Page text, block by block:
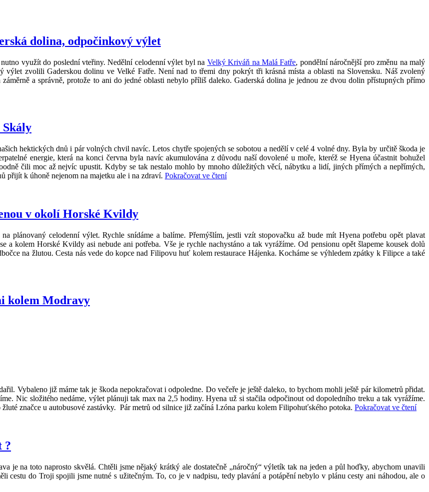
dolina, odpočinkový výlet
využít do poslední vteřiny. Nedělní celodenní výlet byl na Velký Kriváň na Malá Fatře, pondělní náročnější pro změnu na malý
výlet zvolili Gaderskou dolinu ve Velké Fatře. Není nad to třemi dny pokrýt tři krásná místa a oblasti na Slovensku. Náš zvolený
a správně, protože to ani do jedné oblasti nebylo příliš daleko. Gaderská dolina je jednou ze dvou dolin přístupných přímo
hektických dnů i pár volných chvil navíc. Letos chytře spojených se sobotou a nedělí v celé 4 volné dny. Byla by určitě škoda je
energie, která na konci června byla navíc akumulována z důvodu naší dovolené u moře, kteréž se Hyena účastnit bohužel
čili moc až nejvíc upustit. Kdyby se tak nestalo mohlo by mnoho důležitých věcí, nábytku a lidí, jiných přímých a nepřímých,
přijít k úhoně nejenom na majetku ale i na zdraví. Pokračovat ve čtení„S
Skály“
v okolí Horské Kvildy
plánovaný celodenní výlet. Rychle snídáme a balíme. Přemýšlím, jestli vzít stopovačku až bude mít Hyena potřebu opět plavat
a kolem Horské Kvildy asi nebude ani potřeba. Vše je rychle nachystáno a tak vyrážíme. Od pensionu opět šlapeme kousek dolů
na žlutou. Cesta nás vede do kopce nad Filipovu huť kolem restaurace Hájenka. Kocháme se výhledem zpátky k Filipce a také
kolem Modravy
Vybaleno již máme tak je škoda nepokračovat i odpoledne. Do večeře je ještě daleko, to bychom mohli ještě pár kilometrů přidat.
Nic složitého nedáme, výlet plánuji tak max na 2,5 hodiny. Hyena už si stačila odpočinout od dopoledního treku a tak vyrážíme.
značce u autobusové zastávky. Pár metrů od silnice již začíná I.zóna parku kolem Filipohuťského potoka. Pokračovat ve čtení
?
je na toto naprosto skvělá. Chtěli jsme nějaký krátký ale dostatečně „náročný“ výletík tak na jeden a půl hoďky, abychom unavili
cestu do Troji spojili jsme nutné s užitečným. To, co je v nadpisu, tedy plavání a potápění nebylo v plánu cesty ani náhodou, ale o